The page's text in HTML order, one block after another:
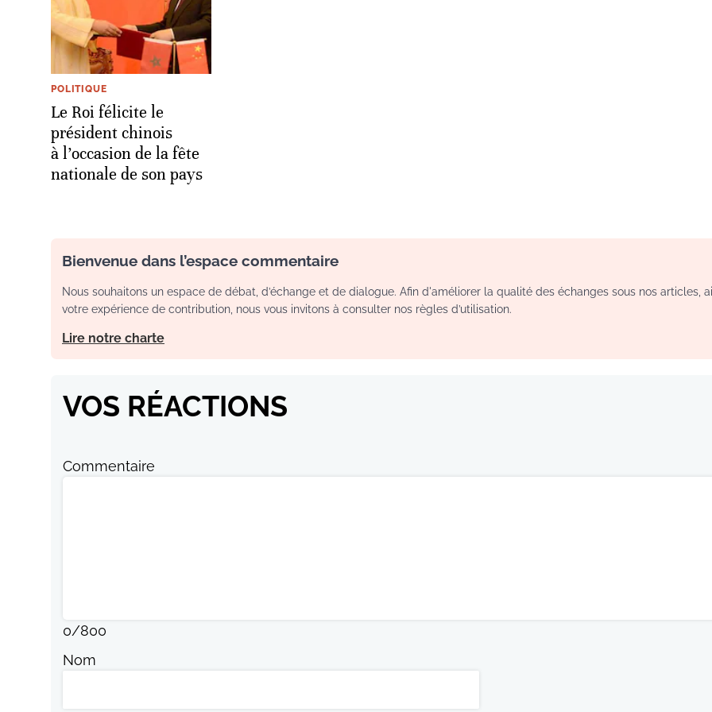
POLITIQUE
Le Roi félicite le
président chinois
à l’occasion de la fête
nationale de son pays
Bienvenue dans l’espace commentaire
Nous souhaitons un espace de débat, d’échange et de dialogue. Afin d'améliorer la qualité des échanges sous nos articles,
votre expérience de contribution, nous vous invitons à consulter nos règles d’utilisation.
Lire notre charte
VOS RÉACTIONS
Commentaire
0/800
Nom